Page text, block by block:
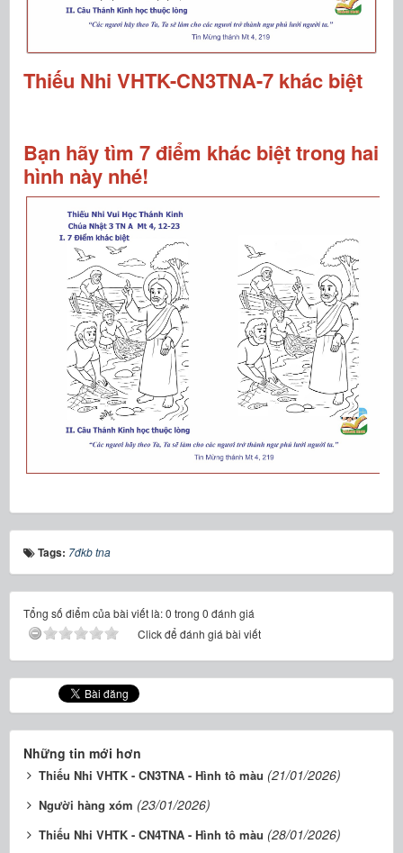
Thiếu Nhi VHTK-CN3TNA-7 khác biệt
Bạn hãy tìm 7 điểm khác biệt trong hai
hình này nhé!
Tags: 7đkb tna
Tổng số điểm của bài viết là: 0 trong 0 đánh giá
Click để đánh giá bài viết
Những tin mới hơn
Thiếu Nhi VHTK - CN3TNA - Hình tô màu (21/01/2026)
Người hàng xóm (23/01/2026)
Thiếu Nhi VHTK - CN4TNA - Hình tô màu (28/01/2026)